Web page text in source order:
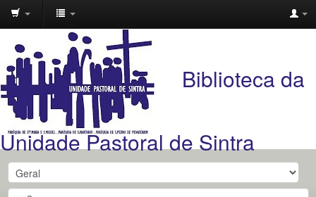
Unidade
Pastoral
de
Sintra
Biblioteca da
Unidade Pastoral de Sintra